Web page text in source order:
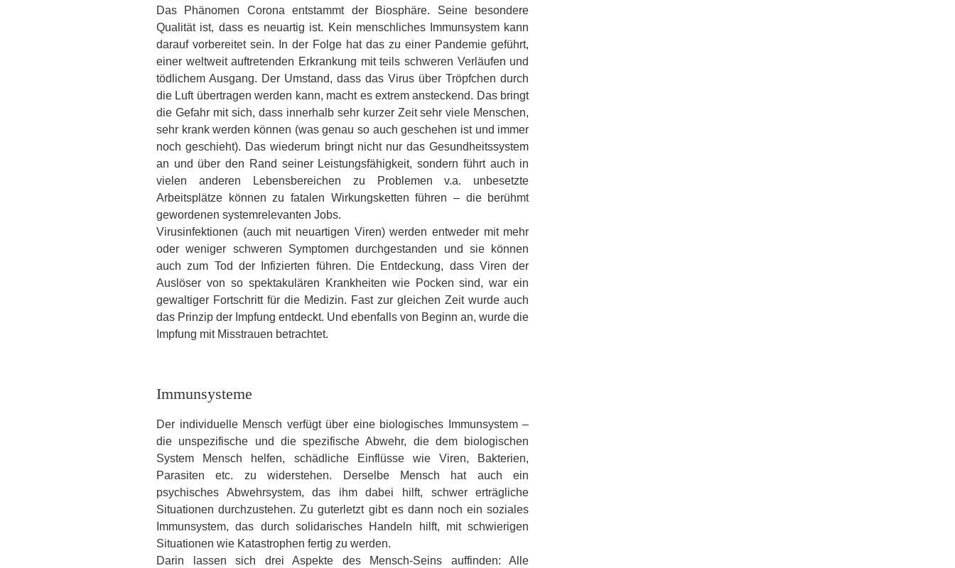
Das Phänomen Corona entstammt der Biosphäre. Seine besondere
Qualität ist, dass es neuartig ist. Kein menschliches Immunsystem kann
darauf vorbereitet sein. In der Folge hat das zu einer Pandemie geführt,
einer weltweit auftretenden Erkrankung mit teils schweren Verläufen und
tödlichem Ausgang. Der Umstand, dass das Virus über Tröpfchen durch
die Luft übertragen werden kann, macht es extrem ansteckend. Das bringt
die Gefahr mit sich, dass innerhalb sehr kurzer Zeit sehr viele Menschen,
sehr krank werden können (was genau so auch geschehen ist und immer
noch geschieht). Das wiederum bringt nicht nur das Gesundheitssystem
an und über den Rand seiner Leistungsfähigkeit, sondern führt auch in
vielen anderen Lebensbereichen zu Problemen v.a. unbesetzte
Arbeitsplätze können zu fatalen Wirkungsketten führen – die berühmt
gewordenen systemrelevanten Jobs.
Virusinfektionen (auch mit neuartigen Viren) werden entweder mit mehr
oder weniger schweren Symptomen durchgestanden und sie können
auch zum Tod der Infizierten führen. Die Entdeckung, dass Viren der
Auslöser von so spektakulären Krankheiten wie Pocken sind, war ein
gewaltiger Fortschritt für die Medizin. Fast zur gleichen Zeit wurde auch
das Prinzip der Impfung entdeckt. Und ebenfalls von Beginn an, wurde die
Impfung mit Misstrauen betrachtet.
Immunsysteme
Der individuelle Mensch verfügt über eine biologisches Immunsystem –
die unspezifische und die spezifische Abwehr, die dem biologischen
System Mensch helfen, schädliche Einflüsse wie Viren, Bakterien,
Parasiten etc. zu widerstehen. Derselbe Mensch hat auch ein
psychisches Abwehrsystem, das ihm dabei hilft, schwer erträgliche
Situationen durchzustehen. Zu guterletzt gibt es dann noch ein soziales
Immunsystem, das durch solidarisches Handeln hilft, mit schwierigen
Situationen wie Katastrophen fertig zu werden.
Darin lassen sich drei Aspekte des Mensch-Seins auffinden: Alle